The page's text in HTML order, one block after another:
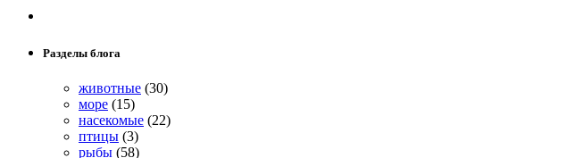
Разделы блога
животные (30)
море (15)
насекомые (22)
птицы (3)
рыбы (58)